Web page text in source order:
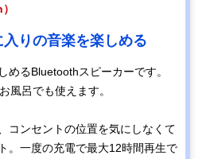
りの音楽を楽しめる
めるBluetoothスピーカーです。
風呂でも使えます。
コンセントの位置を気にしなくて
。一度の充電で最大12時間再生で